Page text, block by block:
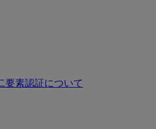
要素認証について